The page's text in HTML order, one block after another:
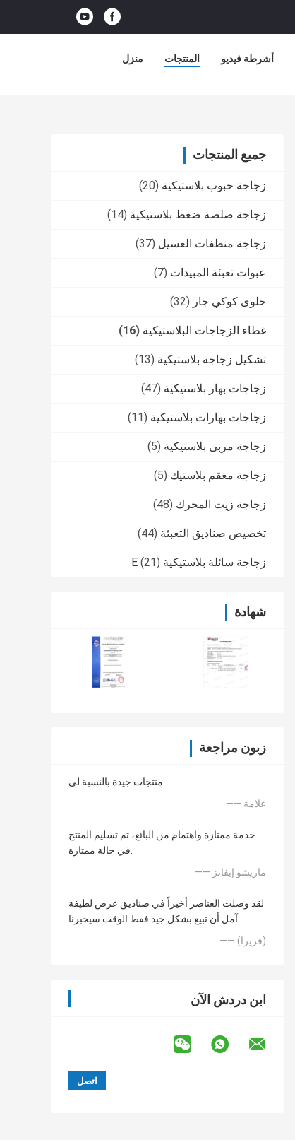
منزل المنتجات أشرطة فيديو
جميع المنتجات
زجاجة حبوب بلاستيكية (20)
زجاجة صلصة ضغط بلاستيكية (14)
زجاجة منظفات الغسيل (37)
عبوات تعبئة المبيدات (7)
حلوى كوكي جار (32)
غطاء الزجاجات البلاستيكية (16)
تشكيل زجاجة بلاستيكية (13)
زجاجات بهار بلاستيكية (47)
زجاجات بهارات بلاستيكية (11)
زجاجة مربى بلاستيكية (5)
زجاجة معقم بلاستيك (5)
زجاجة زيت المحرك (48)
تخصيص صناديق التعبئة (44)
زجاجة سائلة بلاستيكية E (21)
شهادة
زبون مراجعة
منتجات جيدة بالنسبة لي
—— علامة
خدمة ممتازة واهتمام من البائع، تم تسليم المنتج
في حالة ممتازة.
—— ماريشو إيفانز
لقد وصلت العناصر أخيراً في صناديق عرض لطيفة
آمل أن تبيع بشكل جيد فقط الوقت سيخبرنا
—— (فريرا)
ابن دردش الآن